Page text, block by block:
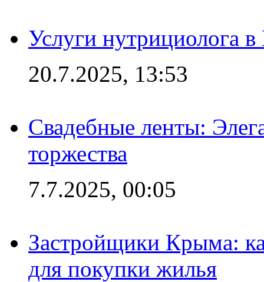
Услуги нутрициолога
20.7.2025, 13:53
Свадебные ленты:
торжества
7.7.2025, 00:05
Застройщики Крыма:
для покупки жилья